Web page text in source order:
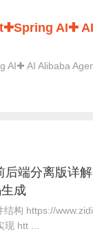
AI✚
AI✚ AI Alibaba
后端分离版详
成
结构 https://
htt ...